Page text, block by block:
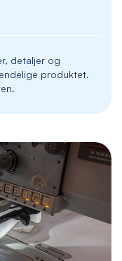
detaljer og
produktet.